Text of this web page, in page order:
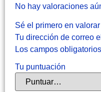
No hay valoraciones
Sé el primero en valorar
Tu dirección de correo
Los campos
Tu puntuación